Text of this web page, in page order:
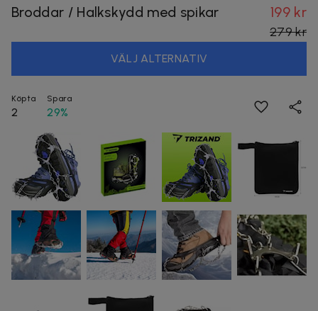
Broddar / Halkskydd med spikar 199 kr
279 kr
VÄLJ ALTERNATIV
Köpta
2
Spara
29%